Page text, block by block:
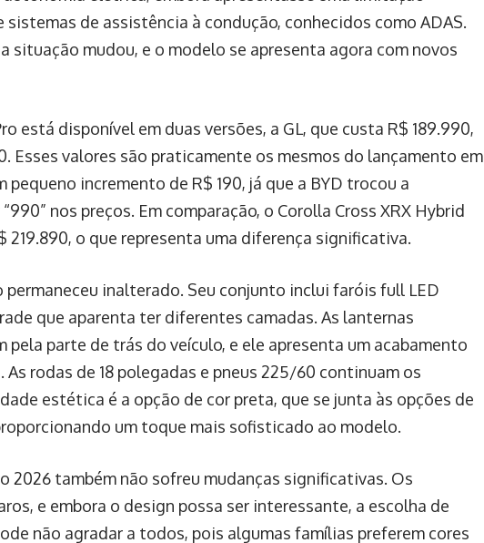
de assistência à condução, conhecidos como ADAS.
situação mudou, e o modelo se apresenta agora com novos
está disponível em duas versões, a GL, que custa R$ 189.990,
Esses valores são praticamente os mesmos do lançamento em
pequeno incremento de R$ 190, já que a BYD trocou a
nos preços. Em comparação, o Corolla Cross XRX Hybrid
219.890, o que representa uma diferença significativa.
permaneceu inalterado. Seu conjunto inclui faróis full LED
que aparenta ter diferentes camadas. As lanternas
pela parte de trás do veículo, e ele apresenta um acabamento
rodas de 18 polegadas e pneus 225/60 continuam os
estética é a opção de cor preta, que se junta às opções de
um toque mais sofisticado ao modelo.
2026 também não sofreu mudanças significativas. Os
e embora o design possa ser interessante, a escolha de
não agradar a todos, pois algumas famílias preferem cores